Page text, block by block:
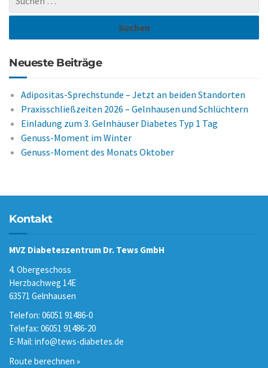
Neueste Beiträge
Adipositas-Sprechstunde – Jetzt an beiden Standorten
Praxisschließzeiten 2026 – Gelnhausen und Schlüchtern
Einladung zum 3. Gelnhäuser Diabetes Typ 1 Tag
Genuss-Moment im Winter
Genuss-Moment des Monats Oktober
Kontakt
MVZ Diabeteszentrum Dr. Tews GmbH
4. Obergeschoss
Herzbachweg 14E
63571 Gelnhausen
Telefon: 06051 91486-0
Telefax: 06051 91486-20
E-Mail: info@tews-diabetes.de
Route berechnen »